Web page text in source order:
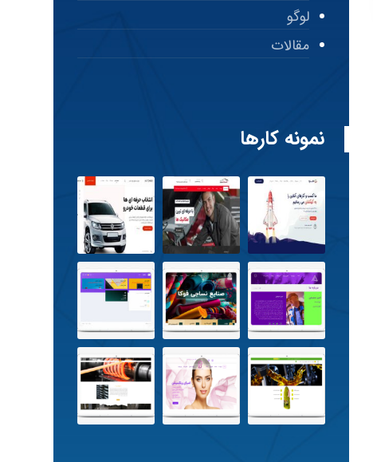
لوگو
مقالات
نمونه کارها